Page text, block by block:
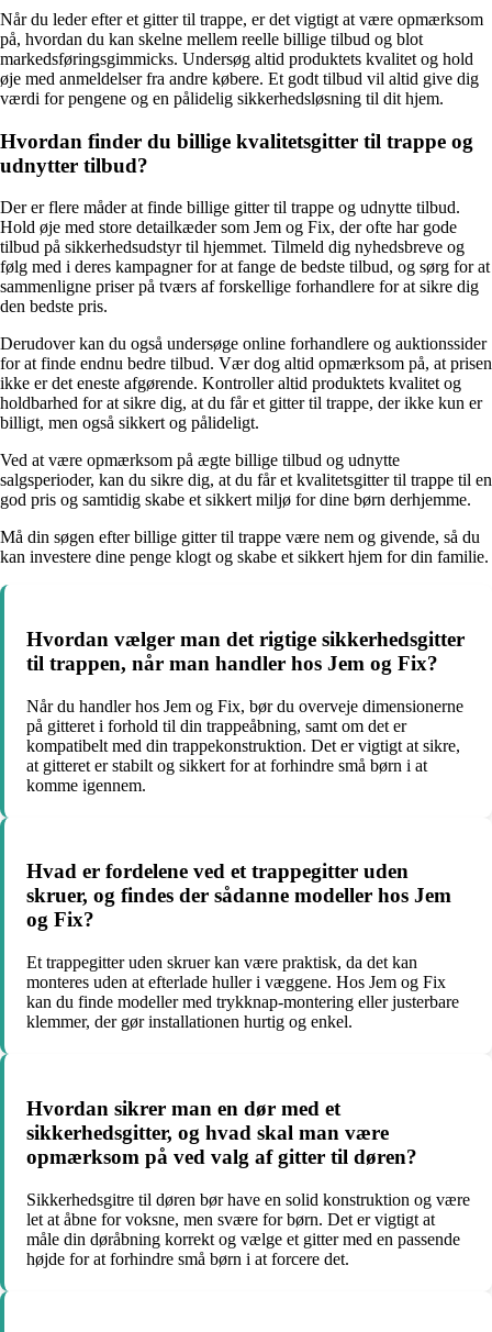
Når du leder efter et gitter til trappe, er det vigtigt at være opmærksom
på, hvordan du kan skelne mellem reelle billige tilbud og blot
markedsføringsgimmicks. Undersøg altid produktets kvalitet og hold
øje med anmeldelser fra andre købere. Et godt tilbud vil altid give dig
værdi for pengene og en pålidelig sikkerhedsløsning til dit hjem.
Hvordan finder du billige kvalitetsgitter til trappe og
udnytter tilbud?
Der er flere måder at finde billige gitter til trappe og udnytte tilbud.
Hold øje med store detailkæder som Jem og Fix, der ofte har gode
tilbud på sikkerhedsudstyr til hjemmet. Tilmeld dig nyhedsbreve og
følg med i deres kampagner for at fange de bedste tilbud, og sørg for at
sammenligne priser på tværs af forskellige forhandlere for at sikre dig
den bedste pris.
Derudover kan du også undersøge online forhandlere og auktionssider
for at finde endnu bedre tilbud. Vær dog altid opmærksom på, at prisen
ikke er det eneste afgørende. Kontroller altid produktets kvalitet og
holdbarhed for at sikre dig, at du får et gitter til trappe, der ikke kun er
billigt, men også sikkert og pålideligt.
Ved at være opmærksom på ægte billige tilbud og udnytte
salgsperioder, kan du sikre dig, at du får et kvalitetsgitter til trappe til en
god pris og samtidig skabe et sikkert miljø for dine børn derhjemme.
Må din søgen efter billige gitter til trappe være nem og givende, så du
kan investere dine penge klogt og skabe et sikkert hjem for din familie.
Hvordan vælger man det rigtige sikkerhedsgitter
til trappen, når man handler hos Jem og Fix?
Når du handler hos Jem og Fix, bør du overveje dimensionerne
på gitteret i forhold til din trappeåbning, samt om det er
kompatibelt med din trappekonstruktion. Det er vigtigt at sikre,
at gitteret er stabilt og sikkert for at forhindre små børn i at
komme igennem.
Hvad er fordelene ved et trappegitter uden
skruer, og findes der sådanne modeller hos Jem
og Fix?
Et trappegitter uden skruer kan være praktisk, da det kan
monteres uden at efterlade huller i væggene. Hos Jem og Fix
kan du finde modeller med trykknap-montering eller justerbare
klemmer, der gør installationen hurtig og enkel.
Hvordan sikrer man en dør med et
sikkerhedsgitter, og hvad skal man være
opmærksom på ved valg af gitter til døren?
Sikkerhedsgitre til døren bør have en solid konstruktion og være
let at åbne for voksne, men svære for børn. Det er vigtigt at
måle din døråbning korrekt og vælge et gitter med en passende
højde for at forhindre små børn i at forcere det.